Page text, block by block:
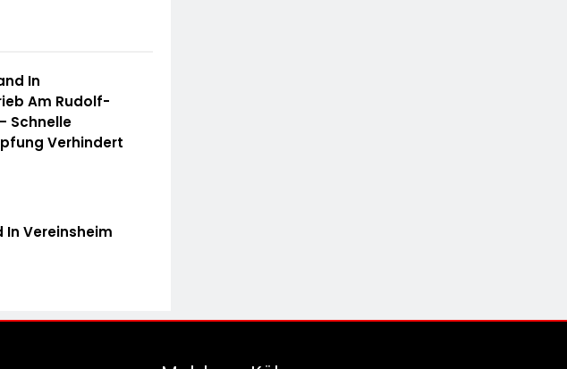
In
Am Rudolf-
Schnelle
Verhindert
In Vereinsheim